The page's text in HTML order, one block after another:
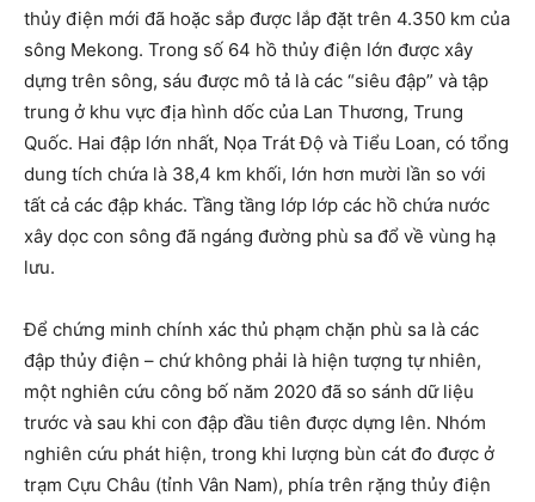
thủy điện mới đã hoặc sắp được lắp đặt trên 4.350 km của
sông Mekong. Trong số 64 hồ thủy điện lớn được xây
dựng trên sông, sáu được mô tả là các “siêu đập” và tập
trung ở khu vực địa hình dốc của Lan Thương, Trung
Quốc. Hai đập lớn nhất, Nọa Trát Độ và Tiểu Loan, có tổng
dung tích chứa là 38,4 km khối, lớn hơn mười lần so với
tất cả các đập khác. Tầng tầng lớp lớp các hồ chứa nước
xây dọc con sông đã ngáng đường phù sa đổ về vùng hạ
lưu.
Để chứng minh chính xác thủ phạm chặn phù sa là các
đập thủy điện – chứ không phải là hiện tượng tự nhiên,
một nghiên cứu công bố năm 2020 đã so sánh dữ liệu
trước và sau khi con đập đầu tiên được dựng lên. Nhóm
nghiên cứu phát hiện, trong khi lượng bùn cát đo được ở
trạm Cựu Châu (tỉnh Vân Nam), phía trên rặng thủy điện